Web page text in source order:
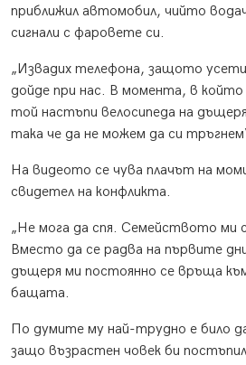
приближил автомобил, чийто
сигнали с фаровете си.
„Извадих телефона, защото
дойде при нас. В момента, в който
той настъпи велосипеда на
така че да не можем да си
На видеото се чува плачът на
свидетел на конфликта.
„Не мога да спя. Семейството ми
Вместо да се радва на първите
дъщеря ми постоянно се връща
бащата.
По думите му най-трудно е било
защо възрастен човек би